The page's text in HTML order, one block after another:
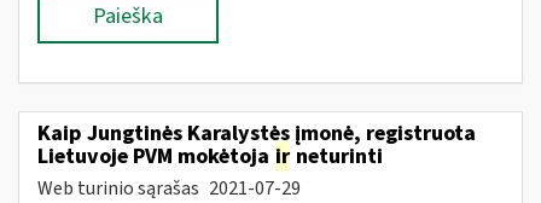
Paieška
Kaip Jungtinės Karalystės įmonė, registruota
Lietuvoje PVM mokėtoja ir neturinti
Web turinio sąrašas 2021-07-29